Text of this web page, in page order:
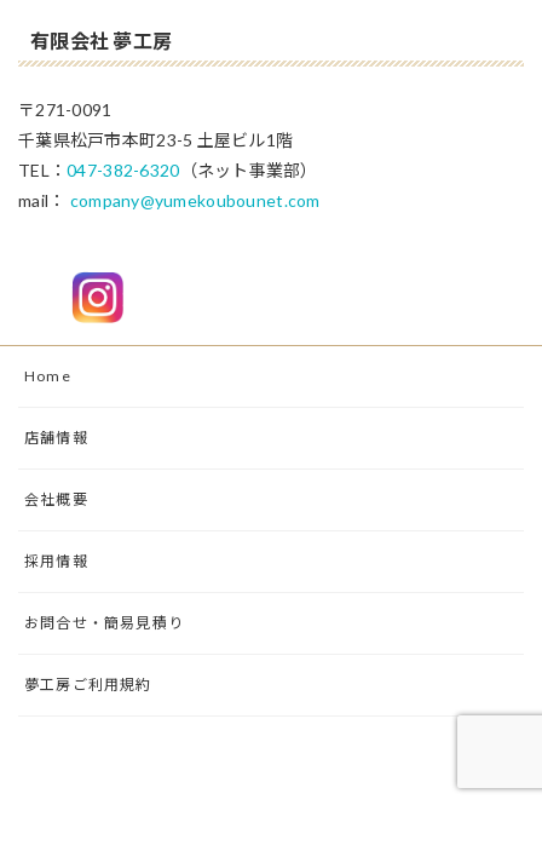
有限会社 夢工房
〒271-0091
千葉県松戸市本町23-5 土屋ビル1階
TEL：047-382-6320 （ネット事業部）
mail： company@yumekoubounet.com
Home
店舗情報
会社概要
採用情報
お問合せ・簡易見積り
夢工房ご利用規約